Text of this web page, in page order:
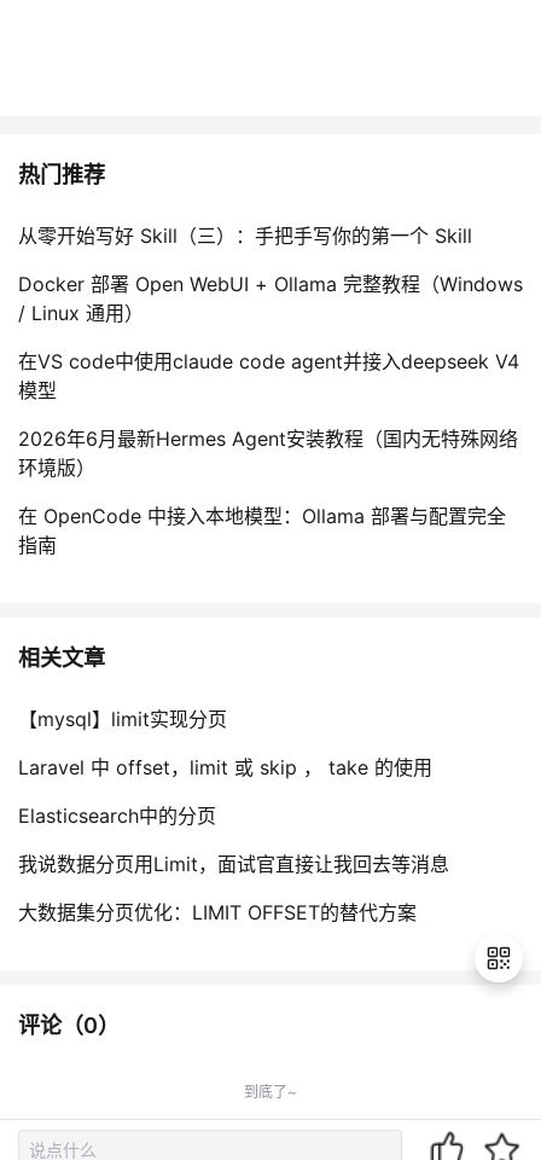
热门推荐
从零开始写好 Skill（三）：手把手写你的第一个 Skill
Docker 部署 Open WebUI + Ollama 完整教程（Windows
/ Linux 通用）
在VS code中使用claude code agent并接入deepseek V4
模型
2026年6月最新Hermes Agent安装教程（国内无特殊网络
环境版）
在 OpenCode 中接入本地模型：Ollama 部署与配置完全
指南
相关文章
【mysql】limit实现分页
Laravel 中 offset，limit 或 skip ， take 的使用
Elasticsearch中的分页
我说数据分页用Limit，面试官直接让我回去等消息
大数据集分页优化：LIMIT OFFSET的替代方案
评论（0）
到底了~